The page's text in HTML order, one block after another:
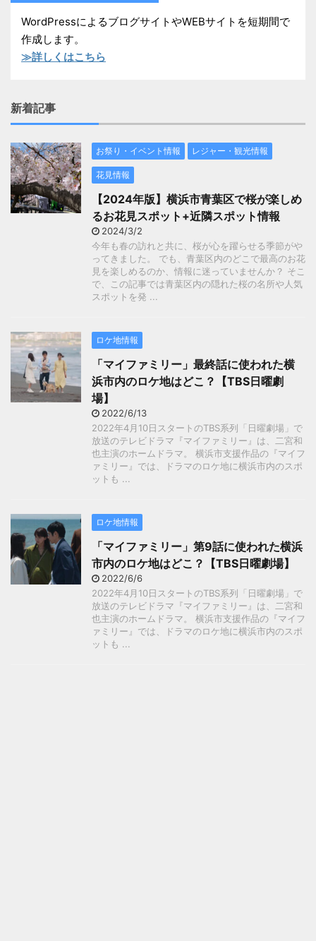
WordPressによるブログサイトやWEBサイトを短期間で
作成します。
≫詳しくはこちら
新着記事
お祭り・イベント情報 レジャー・観光情報
花見情報
【2024年版】横浜市青葉区で桜が楽しめ
るお花見スポット+近隣スポット情報
2024/3/2
今年も春の訪れと共に、桜が心を躍らせる季節がや
ってきました。 でも、青葉区内のどこで最高のお花
見を楽しめるのか、情報に迷っていませんか？ そこ
で、この記事では青葉区内の隠れた桜の名所や人気
スポットを発 ...
ロケ地情報
「マイファミリー」最終話に使われた横
浜市内のロケ地はどこ？【TBS日曜劇
場】
2022/6/13
2022年4月10日スタートのTBS系列「日曜劇場」で
放送のテレビドラマ『マイファミリー』は、二宮和
也主演のホームドラマ。 横浜市支援作品の『マイフ
ァミリー』では、ドラマのロケ地に横浜市内のスポ
ットも ...
ロケ地情報
「マイファミリー」第9話に使われた横浜
市内のロケ地はどこ？【TBS日曜劇場】
2022/6/6
2022年4月10日スタートのTBS系列「日曜劇場」で
放送のテレビドラマ『マイファミリー』は、二宮和
也主演のホームドラマ。 横浜市支援作品の『マイフ
ァミリー』では、ドラマのロケ地に横浜市内のスポ
ットも ...